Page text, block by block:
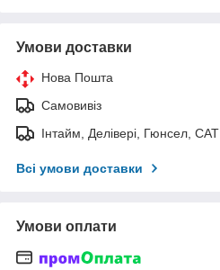
Умови доставки
Нова Пошта
Самовивіз
Інтайм, Делівері, Гюнсел, САТ
Всі умови доставки
Умови оплати